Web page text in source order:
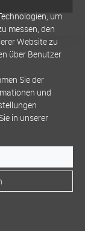
um
messen, den
Website zu
über Benutzer
Sie der
und
in unserer